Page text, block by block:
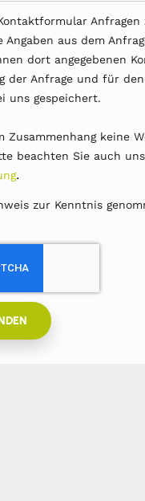
Anfragen
Angaben aus dem
dort angegebenen
der Anfrage und für
uns gespeichert.
Zusammenhang keine
beachten Sie auch
.
zur Kenntnis